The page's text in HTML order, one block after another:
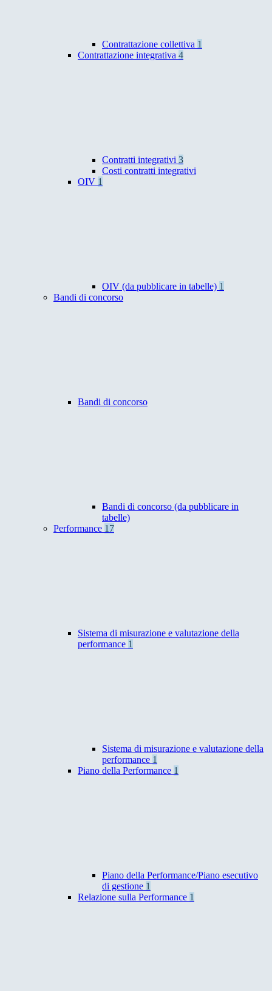
Contrattazione collettiva 1
Contrattazione integrativa 4
Contratti integrativi 3
Costi contratti integrativi
OIV 1
OIV (da pubblicare in tabelle) 1
Bandi di concorso
Bandi di concorso
Bandi di concorso (da pubblicare in
tabelle)
Performance 17
Sistema di misurazione e valutazione della
performance 1
Sistema di misurazione e valutazione della
performance 1
Piano della Performance 1
Piano della Performance/Piano esecutivo
di gestione 1
Relazione sulla Performance 1